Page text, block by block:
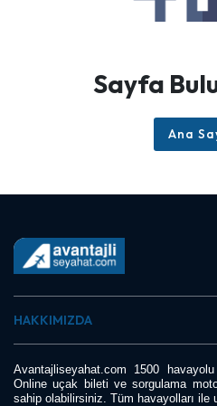
Sayfa
Ana
HAKKIMIZDA
Avantajliseyahat.com 1500
Online uçak bileti ve sorgulama
sahip olabilirsiniz. Tüm havayolları ile